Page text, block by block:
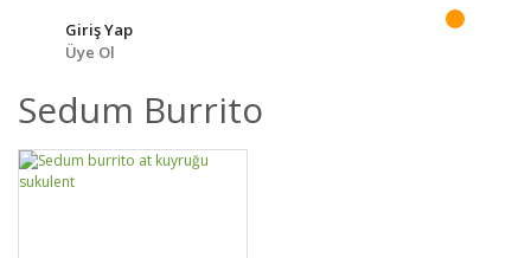
Giriş Yap
Üye Ol
Sedum Burrito